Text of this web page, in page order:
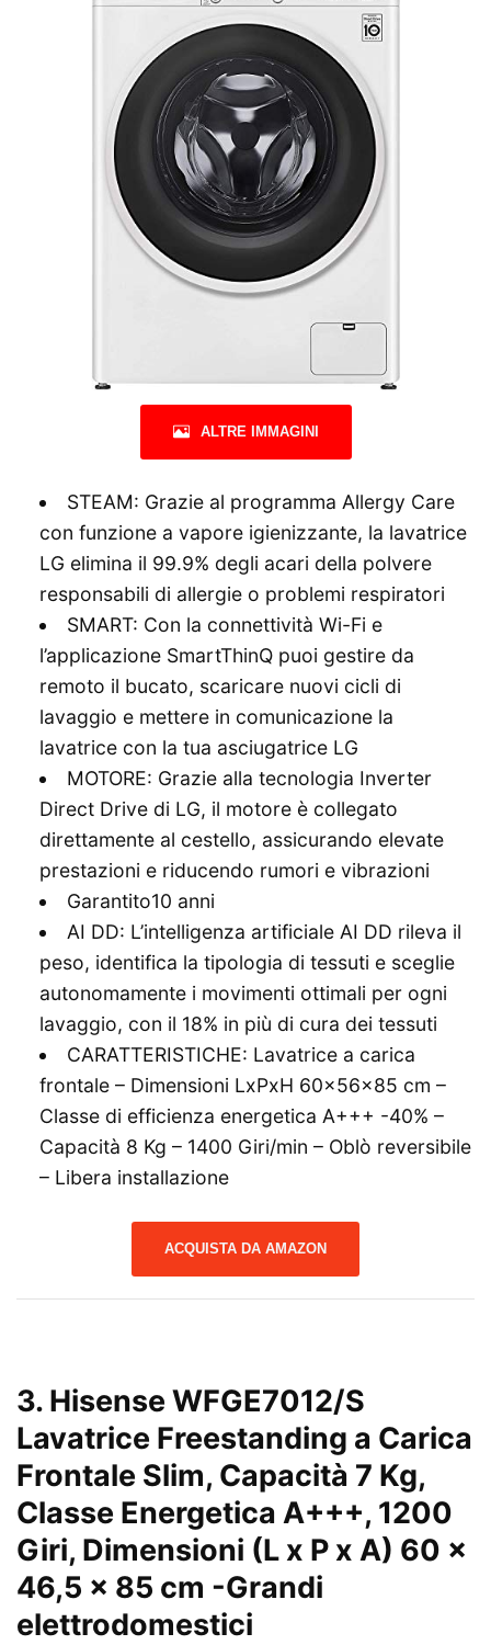
ALTRE IMMAGINI
STEAM: Grazie al programma Allergy Care
con funzione a vapore igienizzante, la lavatrice
LG elimina il 99.9% degli acari della polvere
responsabili di allergie o problemi respiratori
SMART: Con la connettività Wi-Fi e
l’applicazione SmartThinQ puoi gestire da
remoto il bucato, scaricare nuovi cicli di
lavaggio e mettere in comunicazione la
lavatrice con la tua asciugatrice LG
MOTORE: Grazie alla tecnologia Inverter
Direct Drive di LG, il motore è collegato
direttamente al cestello, assicurando elevate
prestazioni e riducendo rumori e vibrazioni
Garantito10 anni
AI DD: L’intelligenza artificiale AI DD rileva il
peso, identifica la tipologia di tessuti e sceglie
autonomamente i movimenti ottimali per ogni
lavaggio, con il 18% in più di cura dei tessuti
CARATTERISTICHE: Lavatrice a carica
frontale – Dimensioni LxPxH 60x56x85 cm –
Classe di efficienza energetica A+++ -40% –
Capacità 8 Kg – 1400 Giri/min – Oblò reversibile
– Libera installazione
ACQUISTA DA AMAZON
3. Hisense WFGE7012/S
Lavatrice Freestanding a Carica
Frontale Slim, Capacità 7 Kg,
Classe Energetica A+++, 1200
Giri, Dimensioni (L x P x A) 60 x
46,5 x 85 cm -Grandi
elettrodomestici